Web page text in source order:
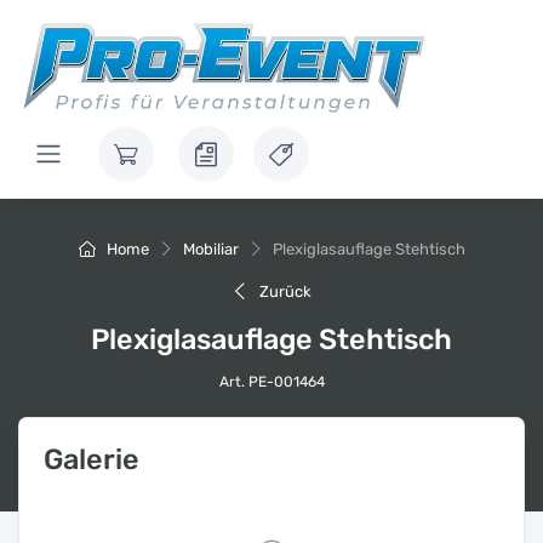
Home Mobiliar Plexiglasauflage Stehtisch
Zurück
Plexiglasauflage Stehtisch
Art. PE-001464
Galerie